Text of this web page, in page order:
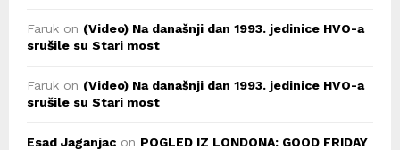
Faruk on (Video) Na današnji dan 1993. jedinice HVO-a
srušile su Stari most
Faruk on (Video) Na današnji dan 1993. jedinice HVO-a
srušile su Stari most
Esad Jaganjac on POGLED IZ LONDONA: GOOD FRIDAY